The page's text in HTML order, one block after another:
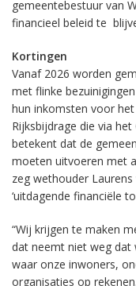
gemeentebestuur van
financieel beleid te
Kortingen
Vanaf 2026 worden
met flinke
hun inkomsten voor
Rijksbijdrage die via
betekent dat de
moeten uitvoeren met
zeg wethouder
‘uitdagende financiële
“Wij krijgen te maken
dat neemt niet weg dat
waar onze inwoners,
organisaties op